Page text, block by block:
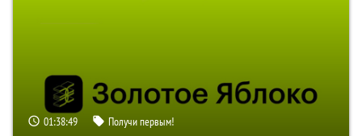
01:38:48 Получи первым!